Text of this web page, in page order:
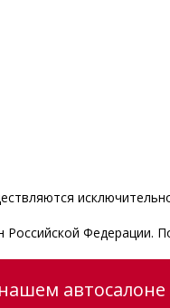
Российской
автосалоне